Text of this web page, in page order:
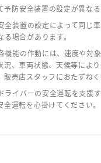
防安全装置の設定が異なる
全装置の設定によって同じ
る場合があります。
機能の作動には、速度や対
況、車両状態、天候等によ
販売店スタッフにおたずねく
ライバーの安全運転を支援
運転を心掛けてください。